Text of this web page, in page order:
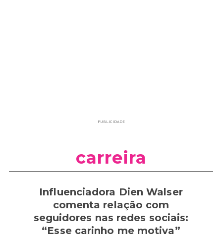
PUBLICIDADE
carreira
Influenciadora Dien Walser
comenta relação com
seguidores nas redes sociais:
“Esse carinho me motiva”